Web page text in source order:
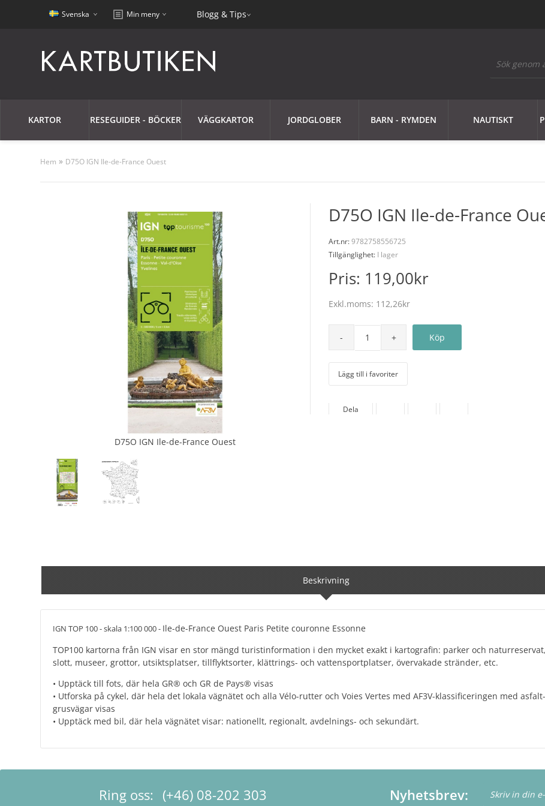
Svenska Min meny Blogg & Tips
KARTOR RESEGUIDER - BÖCKER VÄGGKARTOR JORDGLOBER BARN - RYMDEN NAUTISKT
Hem » D75O IGN Ile-de-France Ouest
D75O IGN Ile-de-France Ouest
D75O IGN Ile-de-France
Art.nr:9782758556725
Tillgänglighet: I lager
Pris: 119,00kr
Exkl.moms: 112,26kr
Lägg till i favoriter
Dela
Beskrivning
IGN TOP 100 - skala 1:100 000 - Ile-de-France Ouest Paris Petite couronne Essonne
TOP100 kartorna från IGN visar en stor mängd turistinformation i den mycket exakt i kartografin: parker och
slott, museer, grottor, utsiktsplatser, tillflyktsorter, klättrings- och vattensportplatser, övervakade stränder, etc.
• Upptäck till fots, där hela GR® och GR de Pays® visas
• Utforska på cykel, där hela det lokala vägnätet och alla Vélo-rutter och Voies Vertes med AF3V-klassificeringen med
grusvägar visas
• Upptäck med bil, där hela vägnätet visar: nationellt, regionalt, avdelnings- och sekundärt.
Ring oss: (+46) 08-202 303 Nyhetsbrev: